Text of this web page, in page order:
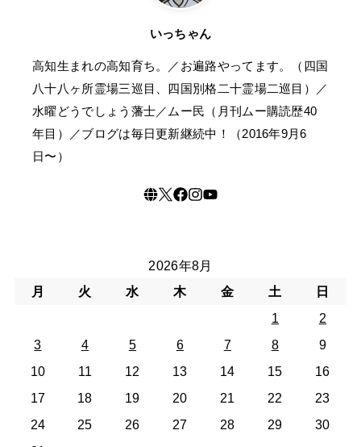
いっちゃん
高知生まれの高知育ち。／お遍路やってます。（四国
八十八ヶ所霊場三巡目、四国別格二十霊場二巡目）／
水曜どうでしょう藩士／ムー民（月刊ムー購読歴40
年目）／ブログは毎日更新継続中！（2016年9月6
日〜）
2026年8月
月
火 水 木 金 土
日
1
2
3
4 5 6 7 8
9
10
11 12 13 14 15
16
17
18 19 20 21 22
23
24
25 26 27 28 29
30